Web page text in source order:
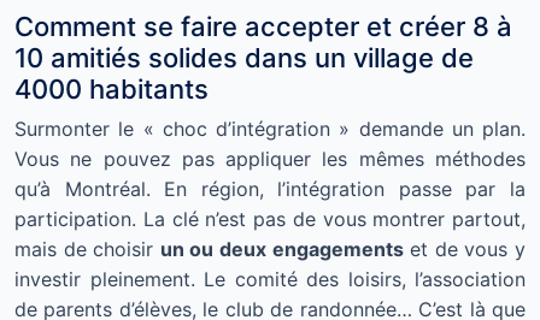
Comment se faire accepter et créer 8 à
10 amitiés solides dans un village de
4000 habitants
Surmonter le « choc d’intégration » demande un plan.
Vous ne pouvez pas appliquer les mêmes méthodes
qu’à Montréal. En région, l’intégration passe par la
participation. La clé n’est pas de vous montrer partout,
mais de choisir un ou deux engagementset de vous y
investir pleinement. Le comité des loisirs, l’association
de parents d’élèves, le club de randonnée… C’est là que